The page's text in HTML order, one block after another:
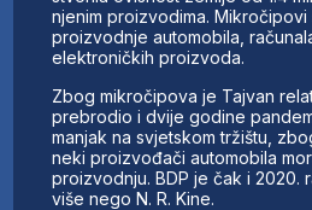
njenim proizvodima.
proizvodnje automobila,
elektroničkih proizvoda.
Zbog mikročipova je Tajvan
prebrodio i dvije godine
manjak na svjetskom tržištu,
neki proizvođači automobila
proizvodnju. BDP je čak i 2020.
više nego N. R. Kine.